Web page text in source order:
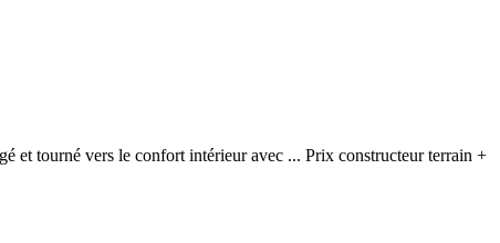
et tourné vers le confort intérieur avec ... Prix constructeur terrain +